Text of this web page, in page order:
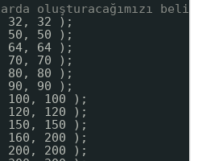
oluşturacağımızı
32, 32 );
50, 50 );
64, 64 );
70, 70 );
80, 80 );
90, 90 );
100, 100 );
120, 120 );
150, 150 );
160, 200 );
200, 200 );